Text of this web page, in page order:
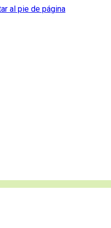
al pie de página